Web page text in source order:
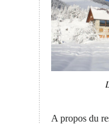
A propos du